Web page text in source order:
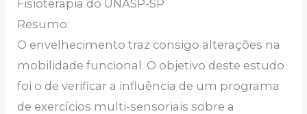
Fisioterapia do UNASP-SP
Resumo:
O envelhecimento traz consigo alterações na
mobilidade funcional. O objetivo deste estudo
foi o de verificar a influência de um programa
de exercícios multi-sensoriais sobre a